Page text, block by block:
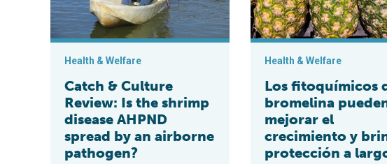
Health & Welfare
Catch & Culture
Review: Is the shrimp
disease AHPND
spread by an airborne
pathogen?
Health & Welfare
Los fitoquímicos
bromelina
mejorar el
crecimiento y
protección a